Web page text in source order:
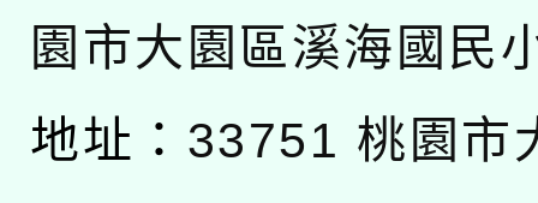
園市大園區溪海國民
地址： 33751 桃園市